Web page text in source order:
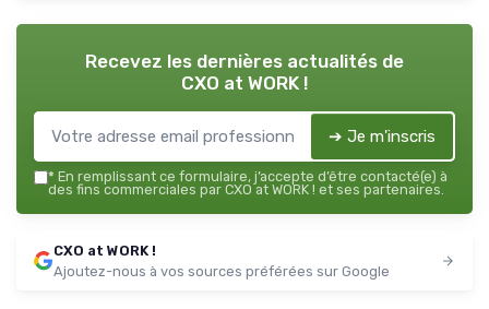
Recevez les dernières actualités de
CXO at WORK !
➔ Je m'inscris
* En remplissant ce formulaire, j’accepte d’être contacté(e) à
des fins commerciales par CXO at WORK ! et ses partenaires.
CXO at WORK !
Ajoutez-nous à vos sources préférées sur Google